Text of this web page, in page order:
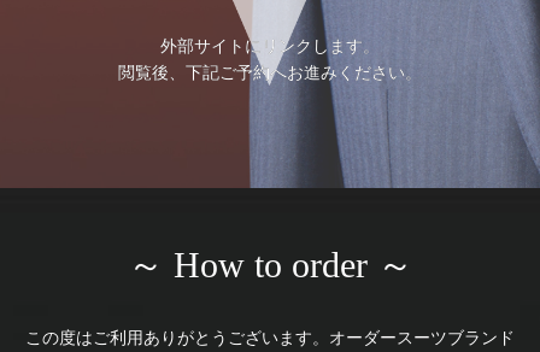
外部サイトにリンクします。
閲覧後、下記ご予約へお進みください。
～ How to order ～
この度はご利用ありがとうございます。オーダースーツブランド